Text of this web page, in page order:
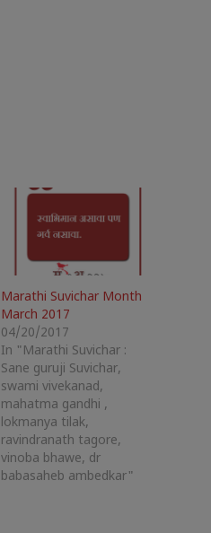
Marathi Suvichar Month
March 2017
04/20/2017
In "Marathi Suvichar :
Sane guruji Suvichar,
swami vivekanad,
mahatma gandhi ,
lokmanya tilak,
ravindranath tagore,
vinoba bhawe, dr
babasaheb ambedkar"